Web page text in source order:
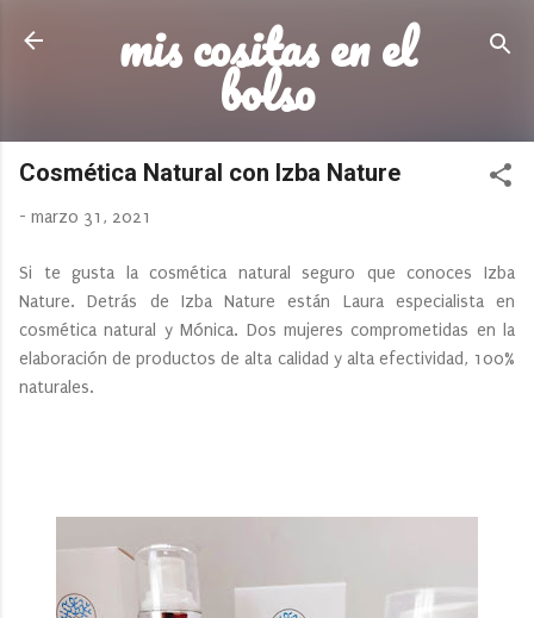
Ir al contenido principal
mis cositas en el
bolso
Cosmética Natural con Izba Nature
- marzo 31, 2021
Si te gusta la cosmética natural seguro que conoces Izba
Nature. Detrás de Izba Nature están Laura especialista en
cosmética natural y Mónica. Dos mujeres comprometidas en la
elaboración de productos de alta calidad y alta efectividad, 100%
naturales.